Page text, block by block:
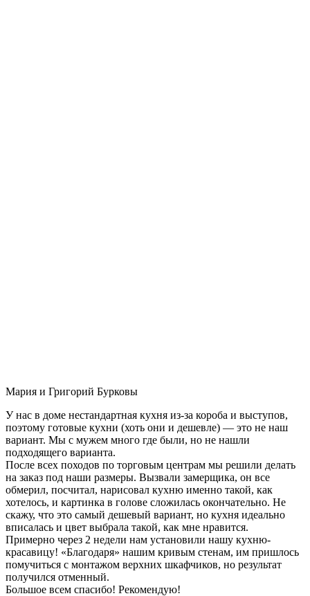
Мария и Григорий Бурковы
У нас в доме нестандартная кухня из-за короба и выступов,
поэтому готовые кухни (хоть они и дешевле) — это не наш
вариант. Мы с мужем много где были, но не нашли
подходящего варианта.
После всех походов по торговым центрам мы решили делать
на заказ под наши размеры. Вызвали замерщика, он все
обмерил, посчитал, нарисовал кухню именно такой, как
хотелось, и картинка в голове сложилась окончательно. Не
скажу, что это самый дешевый вариант, но кухня идеально
вписалась и цвет выбрала такой, как мне нравится.
Примерно через 2 недели нам установили нашу кухню-
красавицу! «Благодаря» нашим кривым стенам, им пришлось
помучиться с монтажом верхних шкафчиков, но результат
получился отменный.
Большое всем спасибо! Рекомендую!